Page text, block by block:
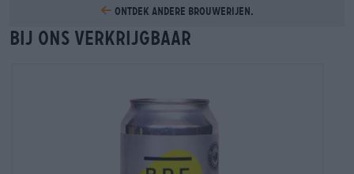
Ontdek andere brouwerijen.
Bij ons verkrijgbaar